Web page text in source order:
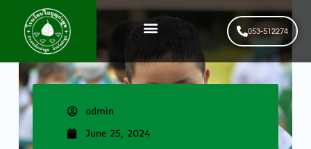
053-512274
admin
June 25, 2024